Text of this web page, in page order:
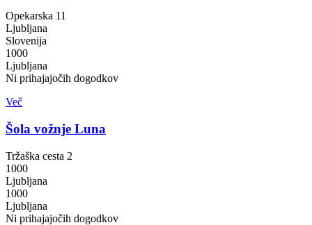
Opekarska 11
Ljubljana
Slovenija
1000
Ljubljana
Ni prihajajočih dogodkov
Več
Šola vožnje Luna
Tržaška cesta 2
1000
Ljubljana
1000
Ljubljana
Ni prihajajočih dogodkov